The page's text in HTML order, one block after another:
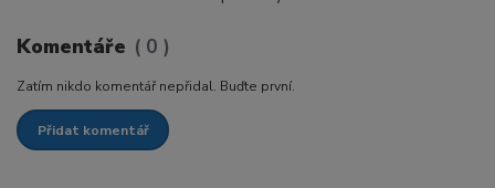
Komentáře 0
Zatím nikdo komentář nepřidal. Buďte první.
Přidat komentář